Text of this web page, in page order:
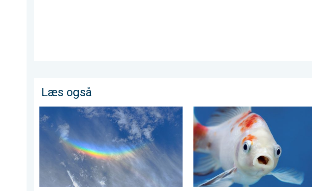
Læs også
Omvendte regnbuer og lysende skyer. Vejrets vanvittige verden. . . søndag den
Det regner med fisk og mytiske